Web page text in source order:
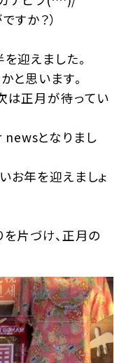
すか？）
迎えました。
と思います。
は正月が待ってい
となりまし
お年を迎えましょ
片づけ、正月の